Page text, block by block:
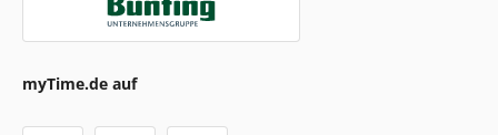
myTime.de auf